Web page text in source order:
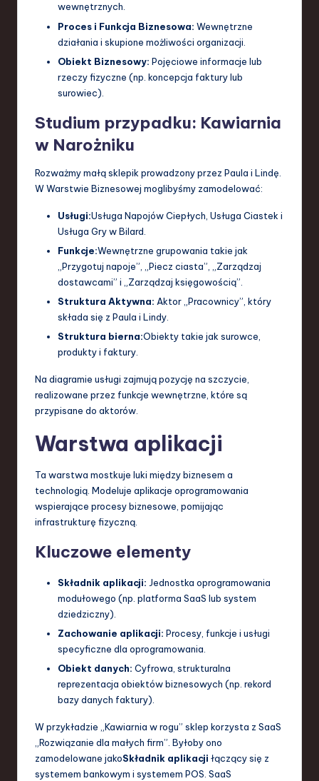
wewnętrznych.
Proces i Funkcja Biznesowa: Wewnętrzne
działania i skupione możliwości organizacji.
Obiekt Biznesowy: Pojęciowe informacje lub
rzeczy fizyczne (np. koncepcja faktury lub
surowiec).
Studium przypadku: Kawiarnia
w Narożniku
Rozważmy małą sklepik prowadzony przez Paula i Lindę.
W Warstwie Biznesowej moglibyśmy zamodelować:
Usługi:Usługa Napojów Ciepłych, Usługa Ciastek i
Usługa Gry w Bilard.
Funkcje:Wewnętrzne grupowania takie jak
„Przygotuj napoje”, „Piecz ciasta”, „Zarządzaj
dostawcami” i „Zarządzaj księgowością”.
Struktura Aktywna: Aktor „Pracownicy”, który
składa się z Paula i Lindy.
Struktura bierna:Obiekty takie jak surowce,
produkty i faktury.
Na diagramie usługi zajmują pozycję na szczycie,
realizowane przez funkcje wewnętrzne, które są
przypisane do aktorów.
Warstwa aplikacji
Ta warstwa mostkuje luki między biznesem a
technologią. Modeluje aplikacje oprogramowania
wspierające procesy biznesowe, pomijając
infrastrukturę fizyczną.
Kluczowe elementy
Składnik aplikacji: Jednostka oprogramowania
modułowego (np. platforma SaaS lub system
dziedziczny).
Zachowanie aplikacji: Procesy, funkcje i usługi
specyficzne dla oprogramowania.
Obiekt danych: Cyfrowa, strukturalna
reprezentacja obiektów biznesowych (np. rekord
bazy danych faktury).
W przykładzie „Kawiarnia w rogu” sklep korzysta z SaaS
„Rozwiązanie dla małych firm”. Byłoby ono
zamodelowane jakoSkładnik aplikacji łączący się z
systemem bankowym i systemem POS. SaaS